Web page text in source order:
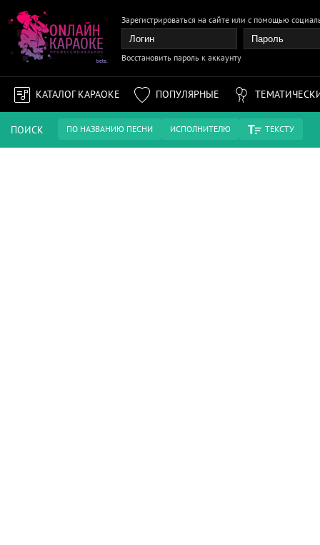
Каталог караоке
ОСНОВНОЙ
Зарегистрироваться на сайте или с помощью
Восстановить пароль к аккаунту
КАТАЛОГ КАРАОКЕ ПОПУЛЯРНЫЕ
ПОИСК ПО НАЗВАНИЮ ПЕСНИ ИСПОЛНИТЕЛЮ ТЕКСТУ